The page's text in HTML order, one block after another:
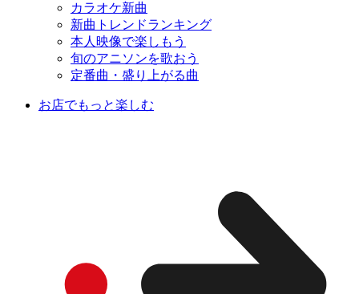
カラオケ新曲
新曲トレンドランキング
本人映像で楽しもう
旬のアニソンを歌おう
定番曲・盛り上がる曲
お店でもっと楽しむ